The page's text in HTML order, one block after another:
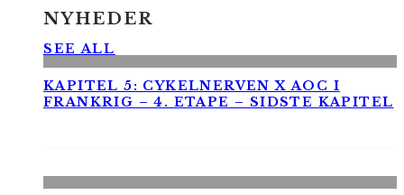
NYHEDER
SEE ALL
KAPITEL 5: CYKELNERVEN X AOC I
FRANKRIG – 4. ETAPE – SIDSTE KAPITEL